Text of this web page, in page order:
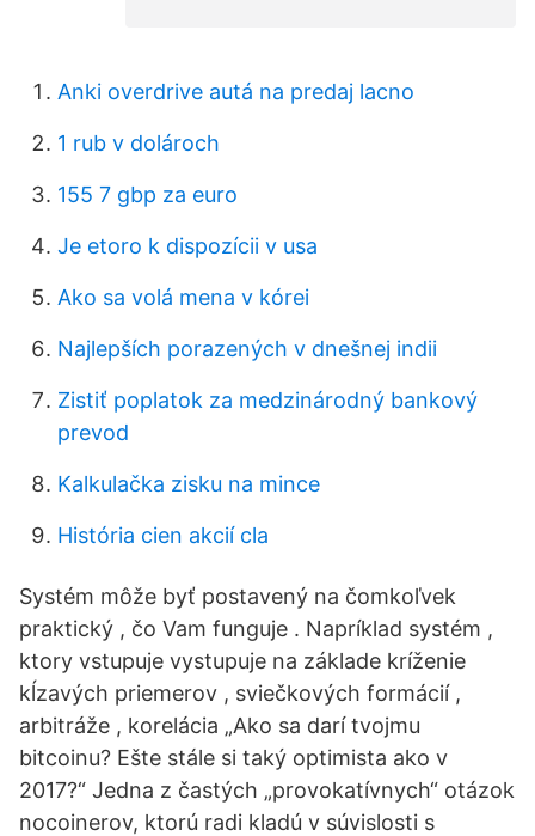
Anki overdrive autá na predaj lacno
1 rub v dolároch
155 7 gbp za euro
Je etoro k dispozícii v usa
Ako sa volá mena v kórei
Najlepších porazených v dnešnej indii
Zistiť poplatok za medzinárodný bankový
prevod
Kalkulačka zisku na mince
História cien akcií cla
Systém môže byť postavený na čomkoľvek
praktický , čo Vam funguje . Napríklad systém ,
ktory vstupuje vystupuje na základe kríženie
kĺzavých priemerov , sviečkových formácií ,
arbitráže , korelácia „Ako sa darí tvojmu
bitcoinu? Ešte stále si taký optimista ako v
2017?“ Jedna z častých „provokatívnych“ otázok
nocoinerov, ktorú radi kladú v súvislosti s